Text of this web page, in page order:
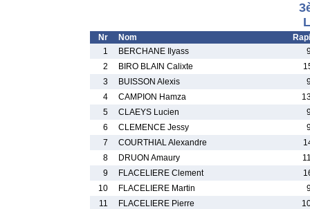
Nr Nom
1
BERCHANE Ilyass
2
BIRO BLAIN Calixte
3
BUISSON Alexis
4
CAMPION Hamza
5
CLAEYS Lucien
6
CLEMENCE Jessy
7
COURTHIAL Alexandre
8
DRUON Amaury
9
FLACELIERE Clement
10
FLACELIERE Martin
11
FLACELIERE Pierre